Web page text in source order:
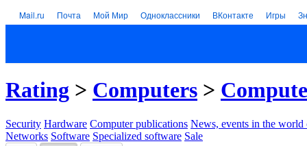
Mail.ru Почта Мой Мир Одноклассники ВКонтакте Игры
Rating > Computers >
Security Hardware Computer publications News, events in the world
Networks Software Specialized software Sale